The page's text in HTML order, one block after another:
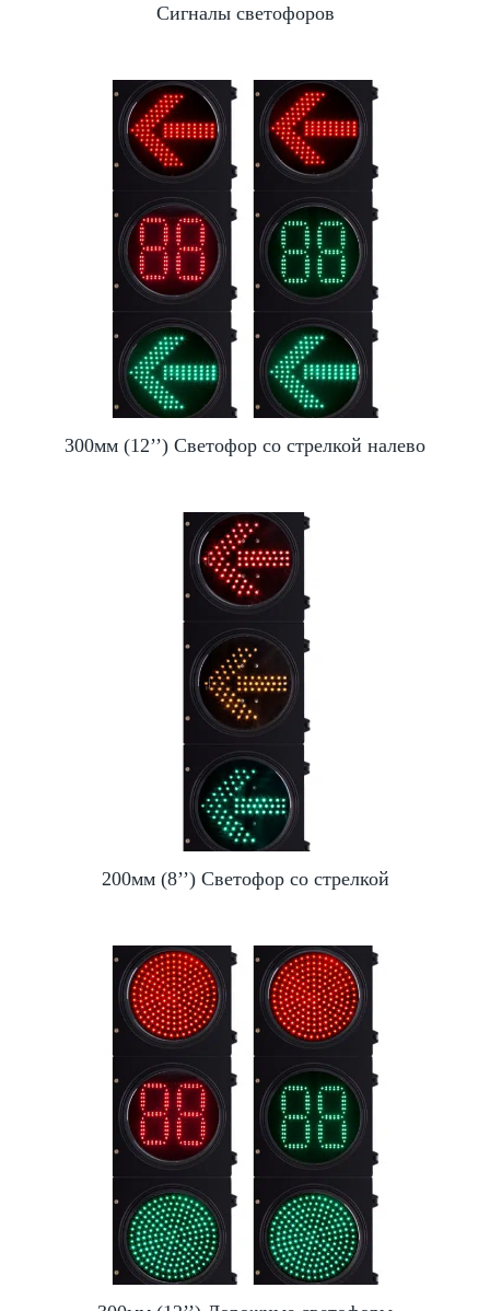
Сигналы светофоров
300мм (12’’) Светофор со стрелкой налево
200мм (8’’) Светофор со стрелкой